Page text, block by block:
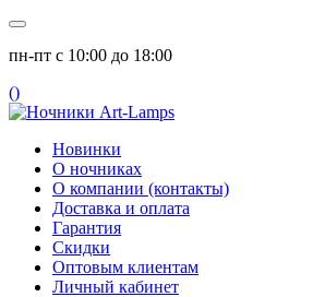
пн-пт с 10:00 до 18:00
()
Новинки
О ночниках
О компании (контакты)
Доставка и оплата
Гарантия
Скидки
Оптовым клиентам
Личный кабинет